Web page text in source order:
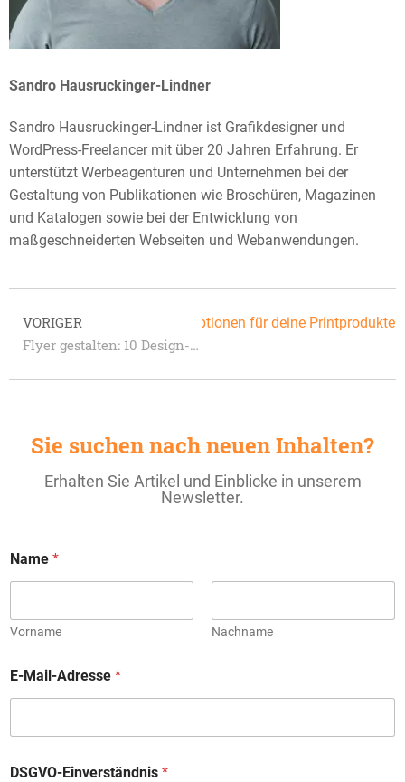
Sandro Hausruckinger-Lindner
Sandro Hausruckinger-Lindner ist Grafikdesigner und
WordPress-Freelancer mit über 20 Jahren Erfahrung. Er
unterstützt Werbeagenturen und Unternehmen bei der
Gestaltung von Publikationen wie Broschüren, Magazinen
und Katalogen sowie bei der Entwicklung von
maßgeschneiderten Webseiten und Webanwendungen.
VORIGER
Flyer gestalten: 10 Design-Tipps für maximale Wirkung
drucken: Umweltfreundliche Optionen für deine Printprodukte
Sie suchen nach neuen Inhalten?
Erhalten Sie Artikel und Einblicke in unserem
Newsletter.
S
G
O
-
i
n
v
r
t
Name *
Vorname Nachname
E-Mail-Adresse *
DSGVO-Einverständnis *